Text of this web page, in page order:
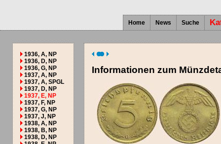
Home News Suche
1936, A, NP
1936, D, NP
1936, G, NP
1937, A, NP
1937, A, SPGL
1937, D, NP
1937, E, NP
1937, F, NP
1937, G, NP
1937, J, NP
1938, A, NP
1938, B, NP
1938, D, NP
Informationen zum